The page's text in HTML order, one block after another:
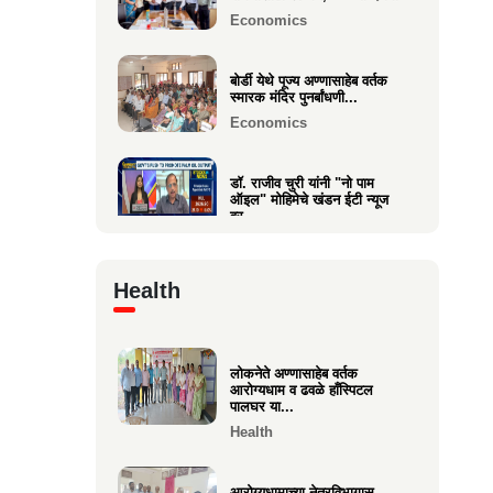
माहीम
Business
Economics
बोर्डी येथे पूज्य अण्णासाहेब वर्तक
स्मारक मंदिर पुनर्बांधणी...
Economics
डॉ. राजीव चुरी यांनी "नो पाम
ऑइल" मोहिमेचे खंडन ईटी न्यूज
वर...
वसई विकास सहकारी बँकेचे
म...
Health
लोकनेते अण्णासाहेब वर्तक
आरोग्यधाम व ढवळे हाँस्पिटल
पालघर या...
Health